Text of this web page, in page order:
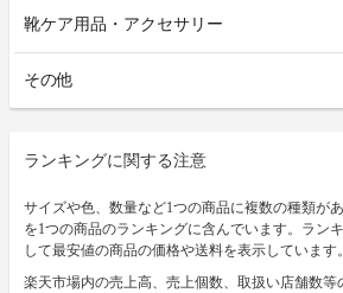
靴ケア用品・アクセサリー
その他
ランキングに関する注意
サイズや色、数量など1つの商品に複数の種類が
を1つの商品のランキングに含んでいます。ラン
して最安値の商品の価格や送料を表示しています。
楽天市場内の売上高、売上個数、取扱い店舗数等